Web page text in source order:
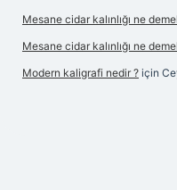
Mesane cidar kalınlığı ne
Mesane cidar kalınlığı ne
Modern kaligrafi nedir ? için